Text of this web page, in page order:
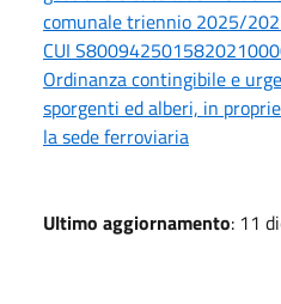
comunale triennio 2025/
CUI
Ordinanza contingibile e
sporgenti ed alberi, in
la sede ferroviaria
Ultimo aggiornamento: 11